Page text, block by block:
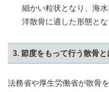
細かい粒状となり、海
洋散骨に適した形態とな
3. 節度をもって行う散骨と
法務省や厚生労働省が散骨